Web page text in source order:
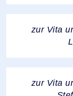
zur Vita
zur Vita